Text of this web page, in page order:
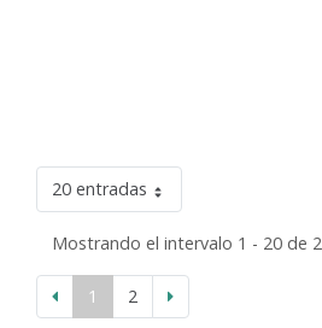
20 entradas
Mostrando el intervalo 1 - 20 de
1 2